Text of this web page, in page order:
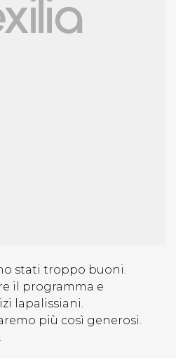
stati troppo buoni.
il programma e
lapalissiani.
più così generosi.